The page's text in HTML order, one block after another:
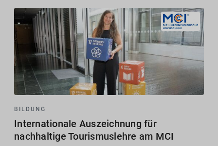
BILDUNG
Internationale Auszeichnung für
nachhaltige Tourismuslehre am MCI